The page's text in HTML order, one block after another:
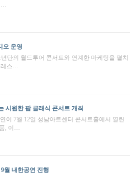
…
오 운영
단의 월드투어 콘서트와 연계한 마케팅을 펼치
레스…
시원한 팝 클래식 콘서트 개최
이 7월 12일 성남아트센터 콘서트홀에서 열린
, 이…
월 내한공연 진행